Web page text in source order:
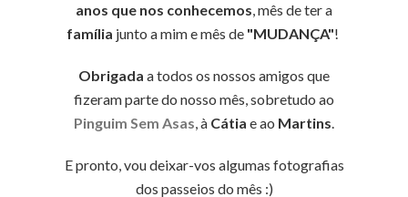
anos que nos conhecemos, mês de ter a
família junto a mim e mês de "MUDANÇA"!
Obrigada a todos os nossos amigos que
fizeram parte do nosso mês, sobretudo ao
Pinguim Sem Asas, à Cátia e ao Martins.
E pronto, vou deixar-vos algumas fotografias
dos passeios do mês :)